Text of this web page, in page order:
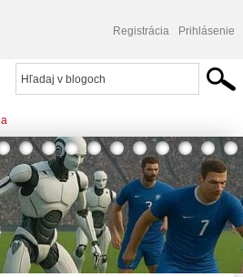
Registrácia Prihlásenie